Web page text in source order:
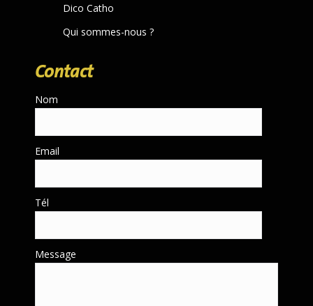
Dico Catho
Qui sommes-nous ?
Contact
Nom
Email
Tél
Message